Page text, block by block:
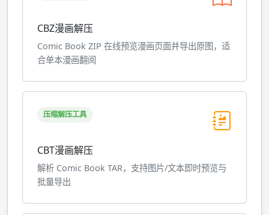
CBZ漫画解压
Comic Book ZIP 在线预览漫画页面并导出原图，适
合单本漫画翻阅
压缩解压工具
CBT漫画解压
解析 Comic Book TAR，支持图片/文本即时预览与
批量导出